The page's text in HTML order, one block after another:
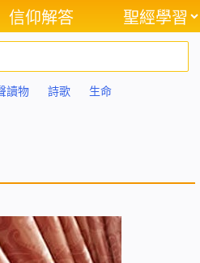
信仰解答 聖經學習
讀物 詩歌 生命